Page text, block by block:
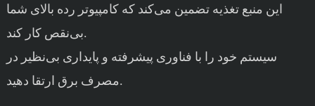
این منبع تغذیه تضمین می‌کند که کامپیوتر رده بالای شما
بی‌نقص کار کند.
سیستم خود را با فناوری پیشرفته و پایداری بی‌نظیر در
مصرف برق ارتقا دهید.